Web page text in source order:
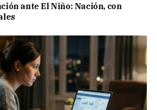
ante El Niño: Nación, con